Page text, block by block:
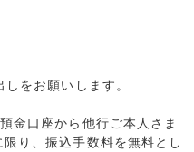
をお願いします。
金口座から他行ご本人さま
り、振込手数料を無料とし